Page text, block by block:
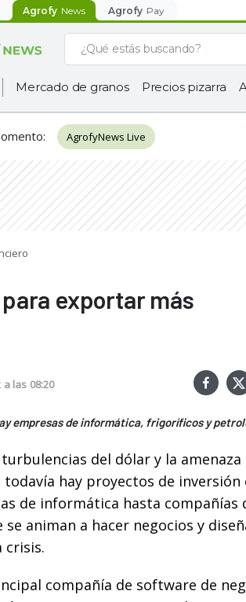
Agrofy News Agrofy Pay
Mercado de granos Precios pizarra
: AgrofyNews Live
exportar más
a las 08:20
empresas de informática, frigoríficos y
del dólar y la amenaza
hay proyectos de inversión
de informática hasta compañías
se animan a hacer negocios y
crisis.
compañía de software de